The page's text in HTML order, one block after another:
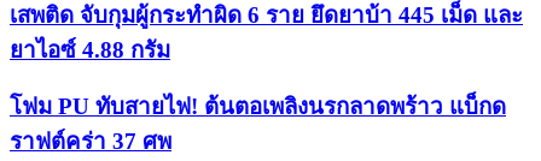
เสพติด จับกุมผู้กระทำผิด 6 ราย ยึดยาบ้า 445 เม็ด และ
ยาไอซ์ 4.88 กรัม
โฟม PU ทับสายไฟ! ต้นตอเพลิงนรกลาดพร้าว แบ็กด
ราฟต์คร่า 37 ศพ